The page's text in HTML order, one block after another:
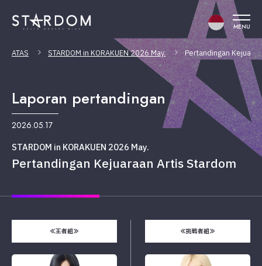
MENU
ATAS STARDOM in KORAKUEN 2026 May. Pertandingan
Laporan pertandingan
2026.05.17
STARDOM in KORAKUEN 2026 May.
Pertandingan Kejuaraan Artis Stardom
≪王者組≫ ≪挑戦者組≫